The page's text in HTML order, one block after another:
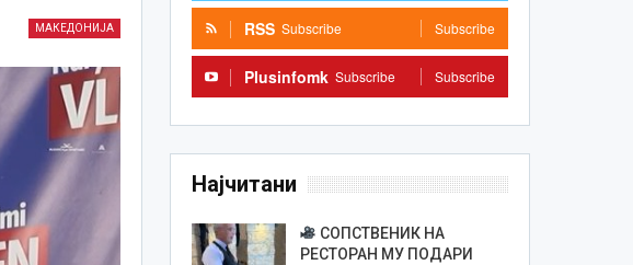
МАКЕДОНИЈА RSS Subscribe Subscribe
Plusinfomk Subscribe Subscribe
Најчитани
СОПСТВЕНИК НА
РЕСТОРАН МУ ПОДАРИ